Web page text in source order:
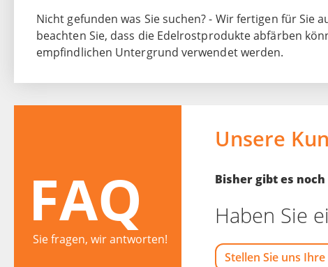
Nicht gefunden was Sie suchen? - Wir fertigen für Sie
beachten Sie, dass die Edelrostprodukte abfärben
empfindlichen Untergrund verwendet werden.
FAQ
Sie fragen, wir antworten!
Unsere
Bisher gibt es
Haben Sie
Stellen Sie uns Ihre